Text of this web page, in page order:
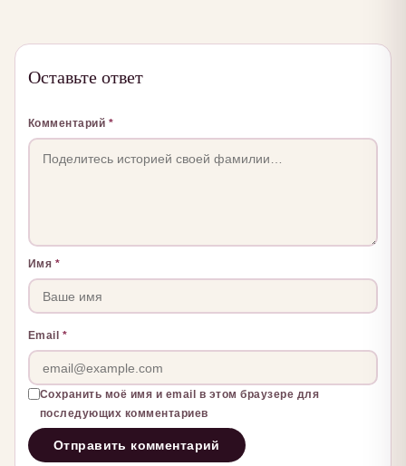
Оставьте ответ
Комментарий *
Имя *
Email *
Сохранить моё имя и email в этом браузере для
последующих комментариев